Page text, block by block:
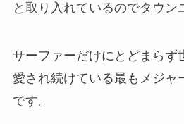
と取り入れているのでタウン
サーファーだけにとどまらず
愛され続けている最もメジャ
です。